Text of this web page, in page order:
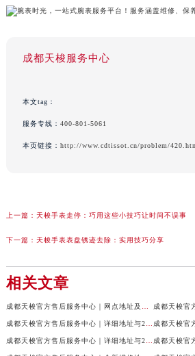
成都天梭服务中心
本文tag：
服务专线： 400-801-5061
本页链接： http://www.cdtissot.cn/problem/
上一篇： 天梭手表走停：巧用这些小技巧让时间不误事
下一篇： 天梭手表表盘锈迹去除：实用技巧分享
相关文章